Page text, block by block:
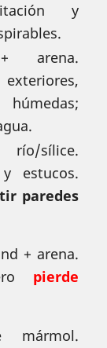
y
arena.
sílice.
estucos.
paredes
+ arena.
pierde